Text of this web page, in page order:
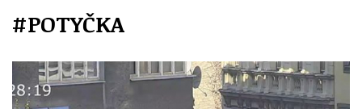
Přerov
Politika
Ekonomika
Kultura
Hudba
Společnost
Ženy
Sport
#POTYČKA